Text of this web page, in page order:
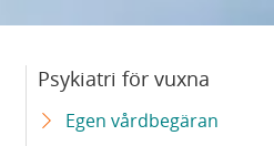
Psykiatri för vuxna
Egen vårdbegäran